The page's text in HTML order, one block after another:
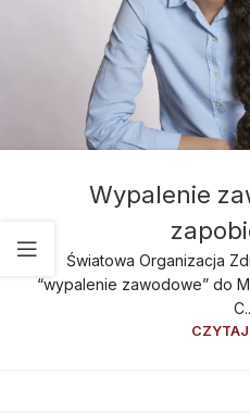
Wypalenie
Światowa Organizacja
“wypalenie zawodowe” do